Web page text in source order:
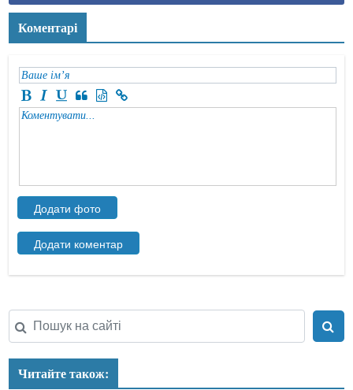
Коментарі
Читайте також: